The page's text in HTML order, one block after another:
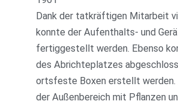
Dank der tatkräftigen Mitarbeit
konnte der Aufenthalts- und
fertiggestellt werden. Ebenso
des Abrichteplatzes
ortsfeste Boxen erstellt werden.
der Außenbereich mit Pflanzen